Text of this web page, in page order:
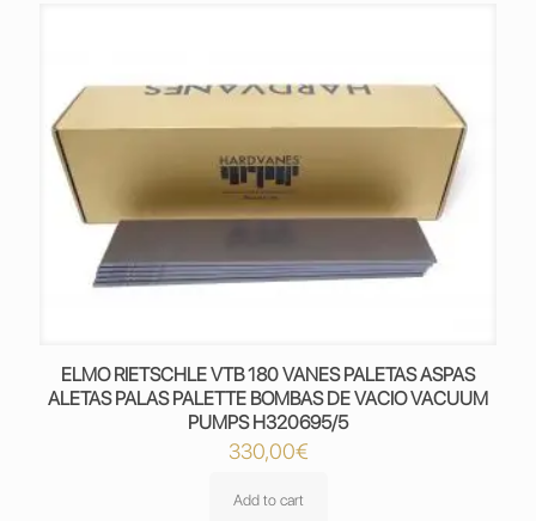
ELMO RIETSCHLE VTB 180 VANES PALETAS ASPAS
ALETAS PALAS PALETTE BOMBAS DE VACIO VACUUM
PUMPS H320695/5
330,00€
Add to cart